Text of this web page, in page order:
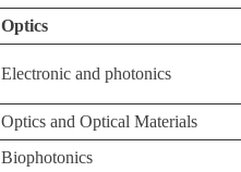
Optics
Electronic and photonics
Optics and Optical Materials
Biophotonics